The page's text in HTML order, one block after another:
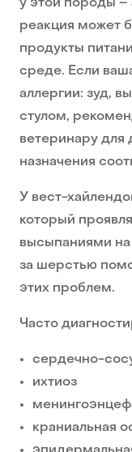
у этой породы –
реакция может
продукты
среде. Если
аллергии: зуд,
стулом,
ветеринару для
назначения
У вест-
который
высыпаниями на
за шерстью
этих проблем.
Часто
сердечно-
ихтиоз
краниальная